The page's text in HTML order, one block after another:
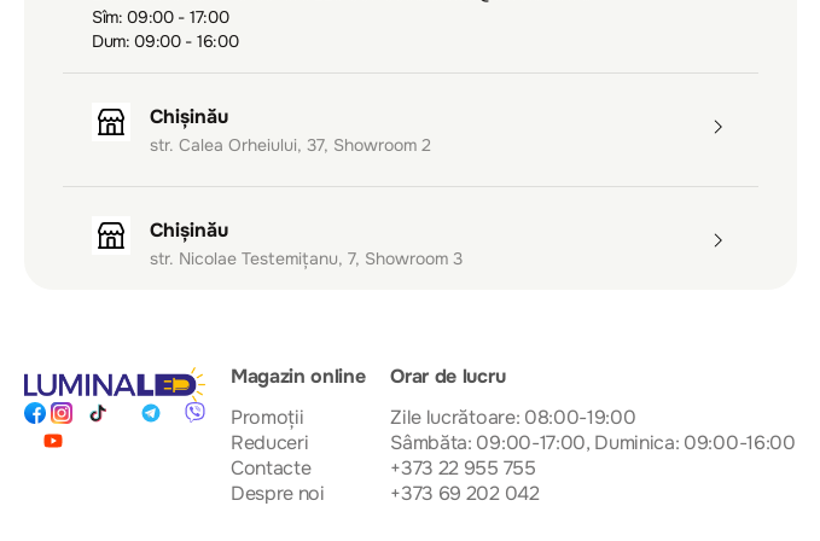
Sîm: 09:00 - 17:00
Dum: 09:00 - 16:00
Chișinău
str. Calea Orheiului, 37, Showroom 2
Chișinău
str. Nicolae Testemițanu, 7, Showroom 3
Magazin online
Promoții
Reduceri
Contacte
Despre noi
Orar de lucru
Zile lucrătoare: 08:00-19:00
Sâmbăta: 09:00-17:00, Duminica: 09:00-16:00
+373 22 955 755
+373 69 202 042